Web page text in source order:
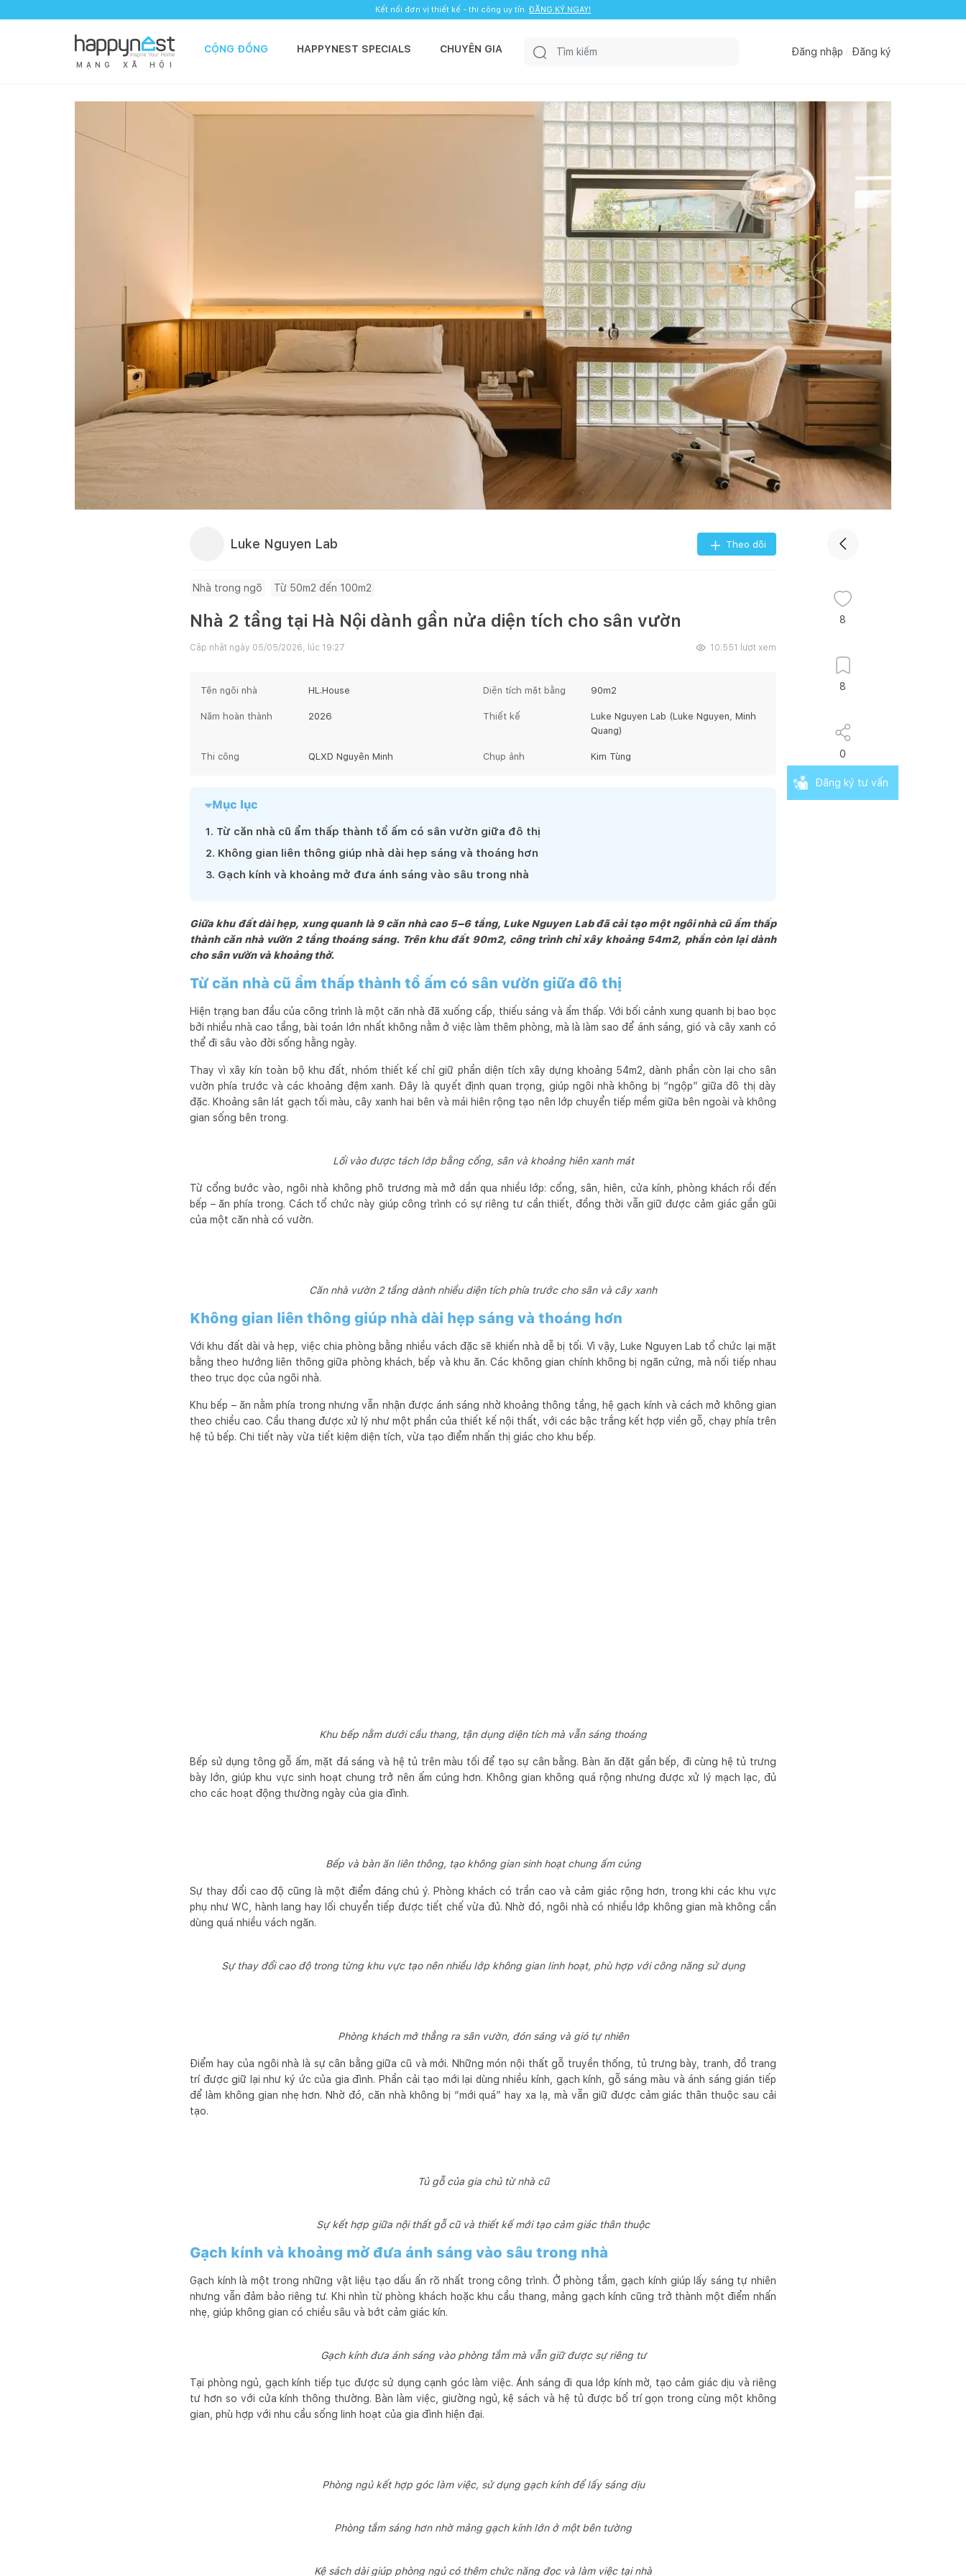
Kết nối đơn vị thiết kế - thi công uy tín. ĐĂNG KÝ NGAY!
M Ạ N G X Ã H Ộ I
CỘNG ĐỒNG HAPPYNEST SPECIALS CHUYÊN GIA Đăng nhập Đăng ký
Luke Nguyen Lab Theo dõi
Nhà trong ngõ Từ 50m2 đến 100m2
Nhà 2 tầng tại Hà Nội dành gần nửa diện tích cho sân vườn
Cập nhật ngày 05/05/2026, lúc 19:27 10.551 lượt xem
Tên ngôi nhà HL.House Diện tích mặt bằng 90m2
Năm hoàn thành 2026 Thiết kế
Luke Nguyen Lab (Luke Nguyen, Minh
Quang)
Thi công QLXD Nguyên Minh Chụp ảnh Kim Tùng
Mục lục
1. Từ căn nhà cũ ẩm thấp thành tổ ấm có sân vườn giữa đô thị
2. Không gian liên thông giúp nhà dài hẹp sáng và thoáng hơn
3. Gạch kính và khoảng mở đưa ánh sáng vào sâu trong nhà
Giữa khu đất dài hẹp, xung quanh là 9 căn nhà cao 5–6 tầng, Luke Nguyen Lab đã cải tạo một ngôi nhà cũ ẩm thấp
thành căn nhà vườn 2 tầng thoáng sáng. Trên khu đất 90m2, công trình chỉ xây khoảng 54m2, phần còn lại dành
cho sân vườn và khoảng thở.
Từ căn nhà cũ ẩm thấp thành tổ ấm có sân vườn giữa đô thị
Hiện trạng ban đầu của công trình là một căn nhà đã xuống cấp, thiếu sáng và ẩm thấp. Với bối cảnh xung quanh bị bao bọc
bởi nhiều nhà cao tầng, bài toán lớn nhất không nằm ở việc làm thêm phòng, mà là làm sao để ánh sáng, gió và cây xanh có
thể đi sâu vào đời sống hằng ngày.
Thay vì xây kín toàn bộ khu đất, nhóm thiết kế chỉ giữ phần diện tích xây dựng khoảng 54m2, dành phần còn lại cho sân
vườn phía trước và các khoảng đệm xanh. Đây là quyết định quan trọng, giúp ngôi nhà không bị “ngộp” giữa đô thị dày
đặc. Khoảng sân lát gạch tối màu, cây xanh hai bên và mái hiên rộng tạo nên lớp chuyển tiếp mềm giữa bên ngoài và không
gian sống bên trong.
Lối vào được tách lớp bằng cổng, sân và khoảng hiên xanh mát
Từ cổng bước vào, ngôi nhà không phô trương mà mở dần qua nhiều lớp: cổng, sân, hiên, cửa kính, phòng khách rồi đến
bếp – ăn phía trong. Cách tổ chức này giúp công trình có sự riêng tư cần thiết, đồng thời vẫn giữ được cảm giác gần gũi
của một căn nhà có vườn.
Căn nhà vườn 2 tầng dành nhiều diện tích phía trước cho sân và cây xanh
Không gian liên thông giúp nhà dài hẹp sáng và thoáng hơn
Với khu đất dài và hẹp, việc chia phòng bằng nhiều vách đặc sẽ khiến nhà dễ bị tối. Vì vậy, Luke Nguyen Lab tổ chức lại mặt
bằng theo hướng liên thông giữa phòng khách, bếp và khu ăn. Các không gian chính không bị ngăn cứng, mà nối tiếp nhau
theo trục dọc của ngôi nhà.
Khu bếp – ăn nằm phía trong nhưng vẫn nhận được ánh sáng nhờ khoảng thông tầng, hệ gạch kính và cách mở không gian
theo chiều cao. Cầu thang được xử lý như một phần của thiết kế nội thất, với các bậc trắng kết hợp viền gỗ, chạy phía trên
hệ tủ bếp. Chi tiết này vừa tiết kiệm diện tích, vừa tạo điểm nhấn thị giác cho khu bếp.
Khu bếp nằm dưới cầu thang, tận dụng diện tích mà vẫn sáng thoáng
Bếp sử dụng tông gỗ ấm, mặt đá sáng và hệ tủ trên màu tối để tạo sự cân bằng. Bàn ăn đặt gần bếp, đi cùng hệ tủ trưng
bày lớn, giúp khu vực sinh hoạt chung trở nên ấm cúng hơn. Không gian không quá rộng nhưng được xử lý mạch lạc, đủ
cho các hoạt động thường ngày của gia đình.
Bếp và bàn ăn liên thông, tạo không gian sinh hoạt chung ấm cúng
Sự thay đổi cao độ cũng là một điểm đáng chú ý. Phòng khách có trần cao và cảm giác rộng hơn, trong khi các khu vực
phụ như WC, hành lang hay lối chuyển tiếp được tiết chế vừa đủ. Nhờ đó, ngôi nhà có nhiều lớp không gian mà không cần
dùng quá nhiều vách ngăn.
Sự thay đổi cao độ trong từng khu vực tạo nên nhiều lớp không gian linh hoạt, phù hợp với công năng sử dụng
Phòng khách mở thẳng ra sân vườn, đón sáng và gió tự nhiên
Điểm hay của ngôi nhà là sự cân bằng giữa cũ và mới. Những món nội thất gỗ truyền thống, tủ trưng bày, tranh, đồ trang
trí được giữ lại như ký ức của gia đình. Phần cải tạo mới lại dùng nhiều kính, gạch kính, gỗ sáng màu và ánh sáng gián tiếp
để làm không gian nhẹ hơn. Nhờ đó, căn nhà không bị “mới quá” hay xa lạ, mà vẫn giữ được cảm giác thân thuộc sau cải
tạo.
Tủ gỗ của gia chủ từ nhà cũ
Sự kết hợp giữa nội thất gỗ cũ và thiết kế mới tạo cảm giác thân thuộc
Gạch kính và khoảng mở đưa ánh sáng vào sâu trong nhà
Gạch kính là một trong những vật liệu tạo dấu ấn rõ nhất trong công trình. Ở phòng tắm, gạch kính giúp lấy sáng tự nhiên
nhưng vẫn đảm bảo riêng tư. Khi nhìn từ phòng khách hoặc khu cầu thang, mảng gạch kính cũng trở thành một điểm nhấn
nhẹ, giúp không gian có chiều sâu và bớt cảm giác kín.
Gạch kính đưa ánh sáng vào phòng tắm mà vẫn giữ được sự riêng tư
Tại phòng ngủ, gạch kính tiếp tục được sử dụng cạnh góc làm việc. Ánh sáng đi qua lớp kính mờ, tạo cảm giác dịu và riêng
tư hơn so với cửa kính thông thường. Bàn làm việc, giường ngủ, kệ sách và hệ tủ được bố trí gọn trong cùng một không
gian, phù hợp với nhu cầu sống linh hoạt của gia đình hiện đại.
Phòng ngủ kết hợp góc làm việc, sử dụng gạch kính để lấy sáng dịu
Phòng tắm sáng hơn nhờ mảng gạch kính lớn ở một bên tường
Kệ sách dài giúp phòng ngủ có thêm chức năng đọc và làm việc tại nhà
8
8
0
Đăng ký tư vấn